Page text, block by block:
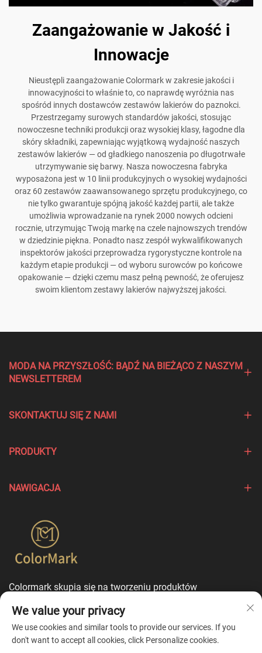
Zaangażowanie w Jakość i
Innowacje
Nieustępli zaangażowanie Colormark w zakresie jakości i
innowacyjności to właśnie to, co naprawdę wyróżnia nas
spośród innych dostawców zestawów lakierów do paznokci.
Przestrzegamy surowych standardów jakości, stosując
nowoczesne techniki produkcji oraz wysokiej klasy, łagodne dla
skóry składniki, zapewniając wyjątkową wydajność naszych
zestawów lakierów — od gładkiego nanoszenia po długotrwałe
utrzymywanie się barwy. Nasza nowoczesna fabryka
wyposażona jest w 10 linii produkcyjnych o wysokiej wydajności
oraz 60 zestawów zaawansowanego sprzętu produkcyjnego, co
nie tylko gwarantuje spójną jakość każdej partii, ale także
umożliwia wprowadzanie na rynek 2000 nowych odcieni
rocznie, utrzymując Twoją markę na czele najnowszych trendów
w dziedzinie piękna. Ponadto nasz zespół wykwalifikowanych
inspektorów jakości przeprowadza rygorystyczne kontrole na
każdym etapie produkcji — od wyboru surowców po końcowe
opakowanie — dzięki czemu masz pełną pewność, że oferujesz
swoim klientom zestawy lakierów najwyższej jakości.
MODA NA PRZYSZŁOŚĆ: BĄDŹ NA BIEŻĄCO Z NASZYM
NEWSLETTEREM
SKONTAKTUJ SIĘ Z NAMI
PRODUKTY
NAWIGACJA
Colormark skupia się na tworzeniu produktów
usługi dostosowania w trybie jednego punktu
kontaktowego.
We value your privacy
We use cookies and similar tools to provide our services. If you
don't want to accept all cookies, click Personalize cookies.